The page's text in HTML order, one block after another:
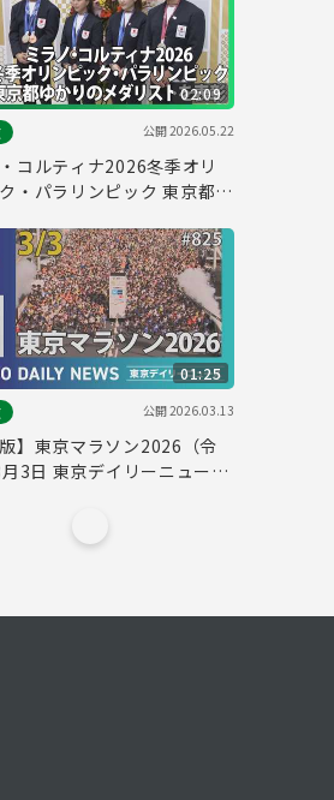
02:09
公開2026.05.22
コルティナ2026冬季オリ
・パラリンピック 東京都ゆ
東京デイリーニュース
）
01:25
公開2026.03.13
版】東京マラソン2026（令
3日 東京デイリーニュース